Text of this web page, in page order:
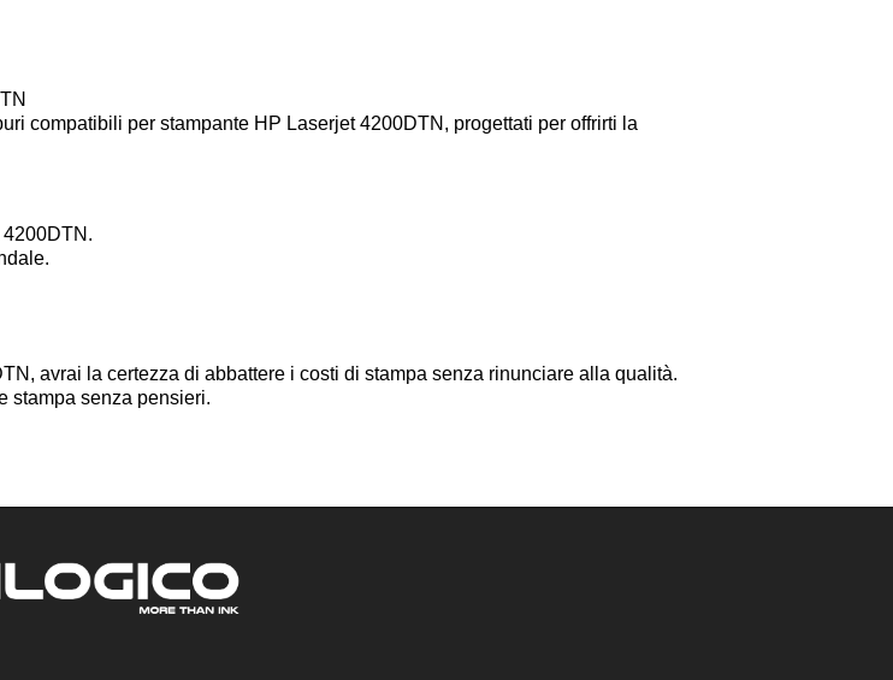
compatibili per stampante HP Laserjet 4200DTN, progettati per offrirti la
avrai la certezza di abbattere i costi di stampa senza rinunciare alla qualità.
stampa senza pensieri.